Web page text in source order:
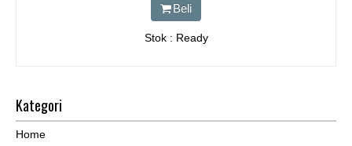
Beli
Stok : Ready
Kategori
Home